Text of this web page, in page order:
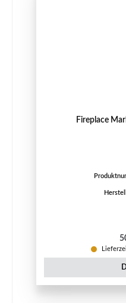
Fireplace